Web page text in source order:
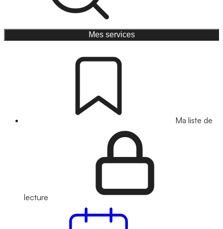
Mes services
Ma liste de
lecture